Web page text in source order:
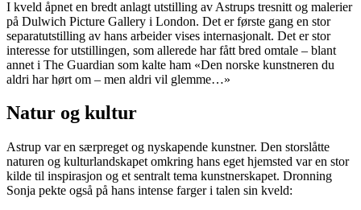
I kveld åpnet en bredt anlagt utstilling av Astrups tresnitt og malerier
på Dulwich Picture Gallery i London. Det er første gang en stor
separatutstilling av hans arbeider vises internasjonalt. Det er stor
interesse for utstillingen, som allerede har fått bred omtale – blant
annet i The Guardian som kalte ham «Den norske kunstneren du
aldri har hørt om – men aldri vil glemme…»
Natur og kultur
Astrup var en særpreget og nyskapende kunstner. Den storslåtte
naturen og kulturlandskapet omkring hans eget hjemsted var en stor
kilde til inspirasjon og et sentralt tema kunstnerskapet. Dronning
Sonja pekte også på hans intense farger i talen sin kveld: